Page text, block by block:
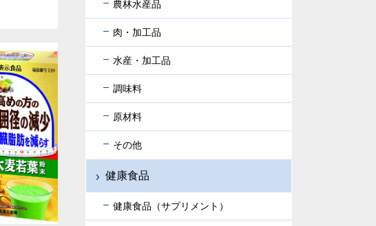
農林水産品
肉・加工品
水産・加工品
調味料
原材料
その他
健康食品
健康食品（サプリメント）